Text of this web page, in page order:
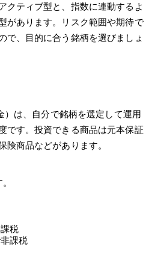
クティブ型と、指数に連動するよ
があります。リスク範囲や期待で
で、目的に合う銘柄を選びましょ
）は、自分で銘柄を選定して運用
です。投資できる商品は元本保証
険商品などがあります。
税
課税